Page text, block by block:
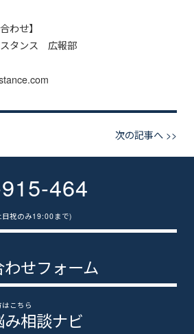
わせ】
スタンス 広報部
次の記事へ >>
464
日祝のみ19:00 まで)
せフォーム
こちら
相談ナビ